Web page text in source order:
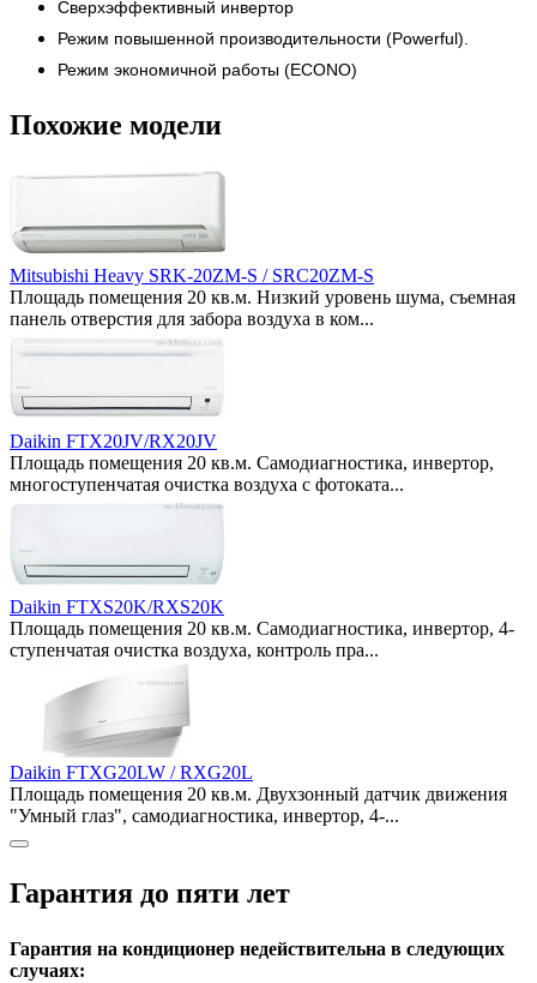
Сверхэффективный инвертор
Режим повышенной производительности (Powerful).
Режим экономичной работы (ECONO)
Похожие модели
Mitsubishi Heavy SRK-20ZM-S / SRC20ZM-S
Площадь помещения 20 кв.м. Низкий уровень шума, съемная
панель отверстия для забора воздуха в ком...
Daikin FTX20JV/RX20JV
Площадь помещения 20 кв.м. Самодиагностика, инвертор,
многоступенчатая очистка воздуха с фотоката...
Daikin FTXS20K/RXS20K
Площадь помещения 20 кв.м. Самодиагностика, инвертор, 4-
ступенчатая очистка воздуха, контроль пра...
Daikin FTXG20LW / RXG20L
Площадь помещения 20 кв.м. Двухзонный датчик движения
"Умный глаз", самодиагностика, инвертор, 4-...
Гарантия до пяти лет
Гарантия на кондиционер недействительна в следующих
случаях: